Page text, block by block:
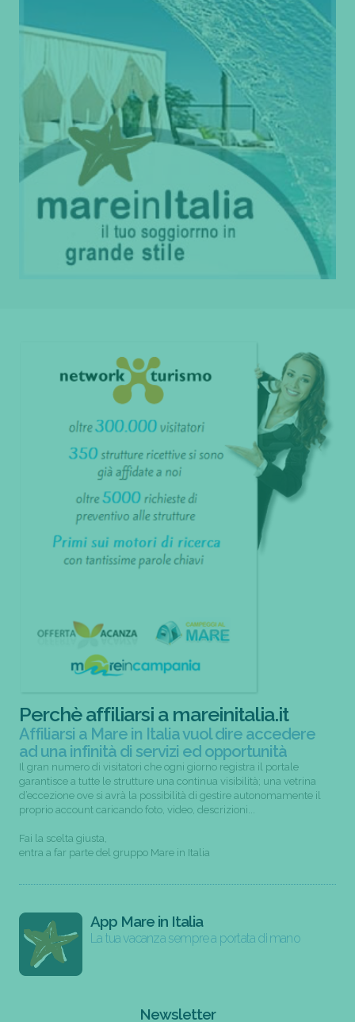
Perchè affiliarsi a mareinitalia.it
Affiliarsi a Mare in Italia vuol dire accedere
ad una infinità di servizi ed opportunità
Il gran numero di visitatori che ogni giorno registra il portale
garantisce a tutte le strutture una continua visibilità; una vetrina
d’eccezione ove si avrà la possibilità di gestire autonomamente il
proprio account caricando foto, video, descrizioni...
Fai la scelta giusta,
entra a far parte del gruppo Mare in Italia
App Mare in Italia
La tua vacanza sempre a portata di mano
Newsletter